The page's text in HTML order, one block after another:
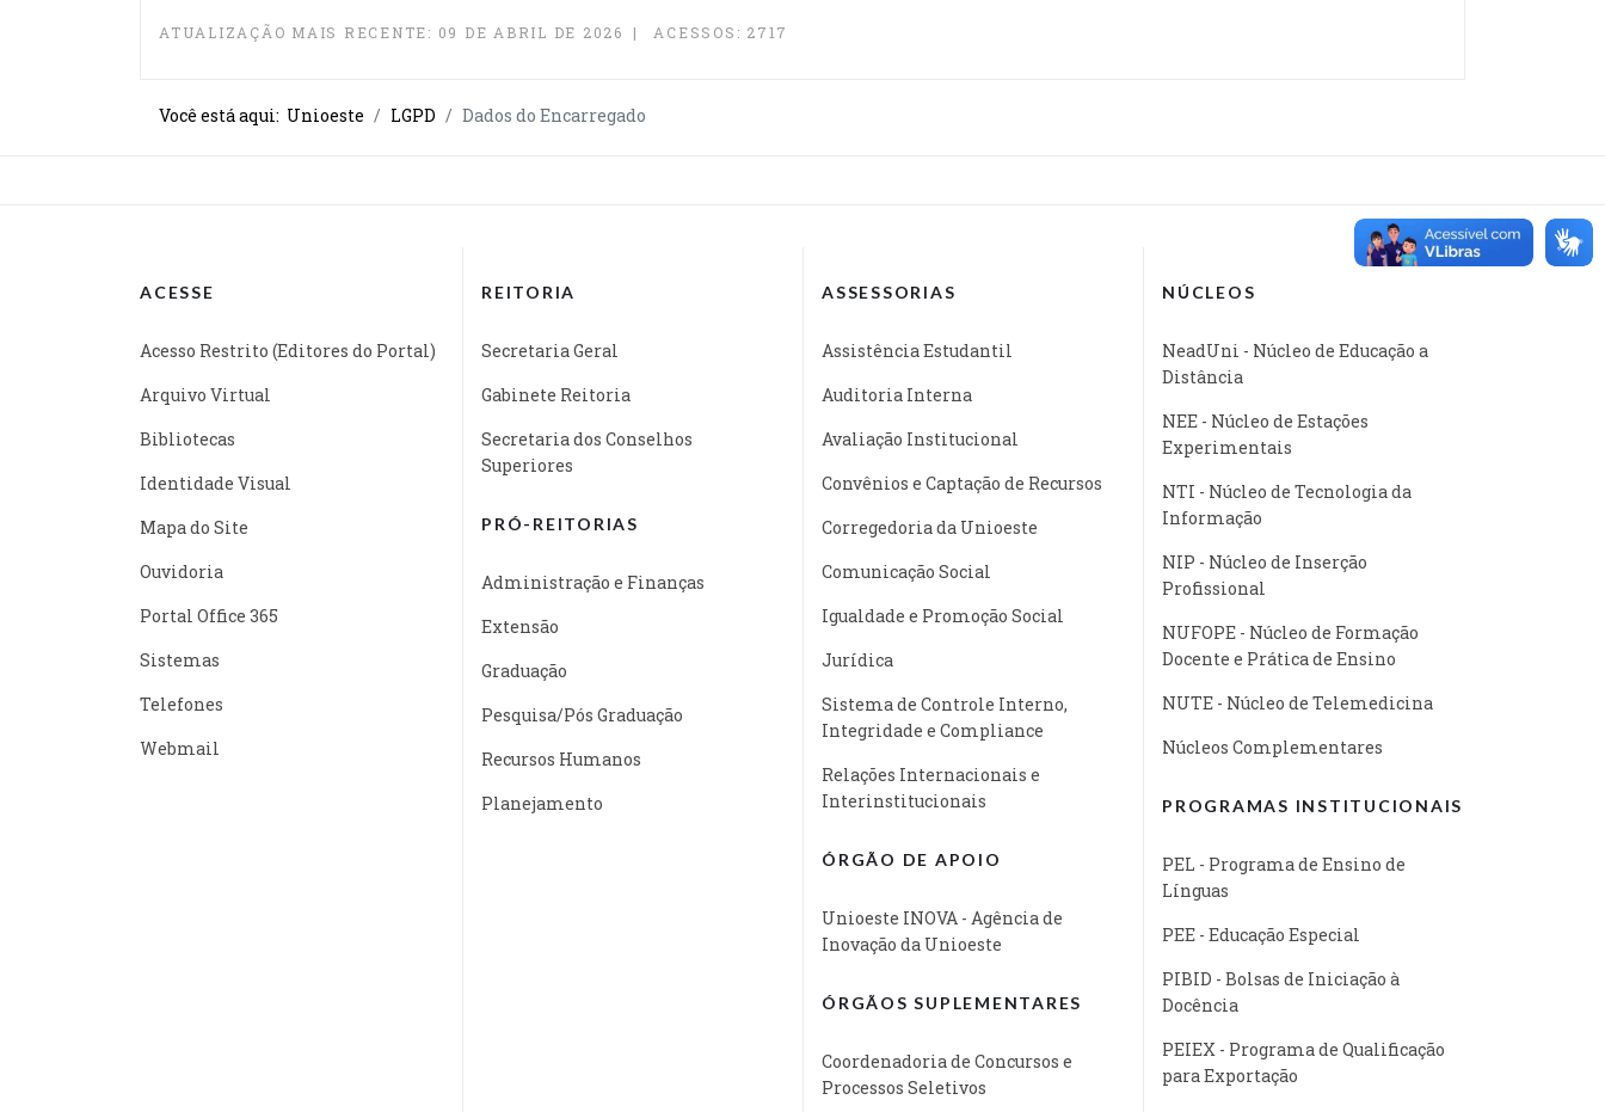
ATUALIZAÇÃO MAIS RECENTE: 09 DE ABRIL DE 2026 ACESSOS: 2717
Você está aqui: Unioeste LGPD Dados do Encarregado
ACESSE
Acesso Restrito (Editores do Portal)
Arquivo Virtual
Bibliotecas
Identidade Visual
Mapa do Site
Ouvidoria
Portal Office 365
Sistemas
Telefones
Webmail
REITORIA
Secretaria Geral
Gabinete Reitoria
Secretaria dos Conselhos
Superiores
PRÓ-REITORIAS
Administração e Finanças
Extensão
Graduação
Pesquisa/Pós Graduação
Recursos Humanos
Planejamento
ASSESSORIAS
Assistência Estudantil
Auditoria Interna
Avaliação Institucional
Convênios e Captação de Recursos
Corregedoria da Unioeste
Comunicação Social
Igualdade e Promoção Social
Jurídica
Sistema de Controle Interno,
Integridade e Compliance
Relações Internacionais e
Interinstitucionais
ÓRGÃO DE APOIO
Unioeste INOVA - Agência de
Inovação da Unioeste
ÓRGÃOS SUPLEMENTARES
Coordenadoria de Concursos e
Processos Seletivos
NÚCLEOS
NeadUni - Núcleo de Educação a
Distância
NEE - Núcleo de Estações
Experimentais
NTI - Núcleo de Tecnologia da
Informação
NIP - Núcleo de Inserção
Profissional
NUFOPE - Núcleo de Formação
Docente e Prática de Ensino
NUTE - Núcleo de Telemedicina
Núcleos Complementares
PROGRAMAS INSTITUCIONAIS
PEL - Programa de Ensino de
Línguas
PEE - Educação Especial
PIBID - Bolsas de Iniciação à
Docência
PEIEX - Programa de Qualificação
para Exportação